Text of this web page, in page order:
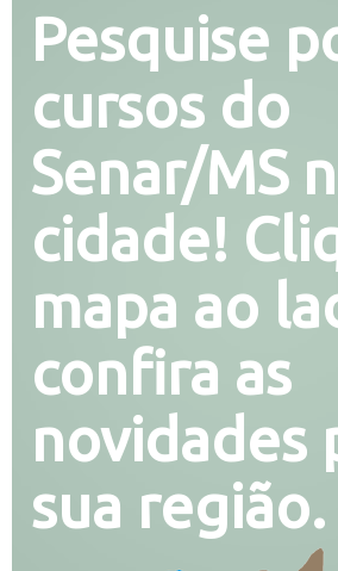
Pesquise
cursos do
Senar/MS
cidade!
mapa ao
confira as
novidades
sua região.